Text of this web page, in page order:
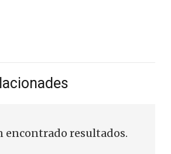
encontrado resultados.